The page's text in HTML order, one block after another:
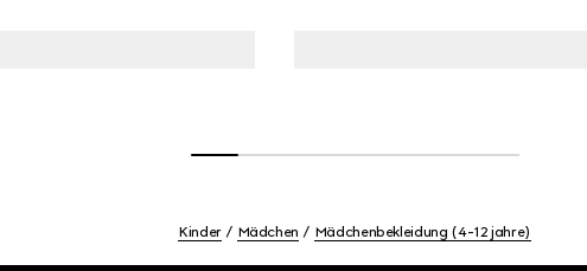
Kinder Mädchen Mädchenbekleidung (4-12 jahre)